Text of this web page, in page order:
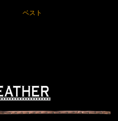
ベスト